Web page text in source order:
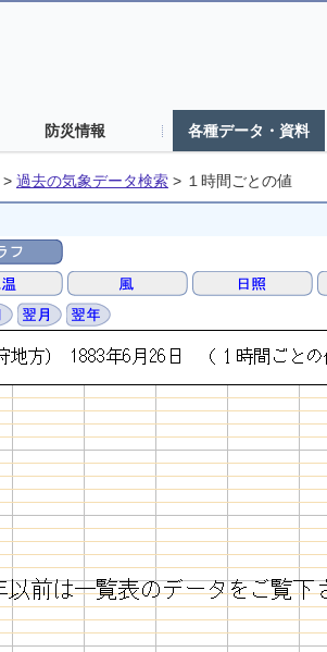
防災情報 各種データ・資料
> 過去の気象データ検索 > １時間ごとの値